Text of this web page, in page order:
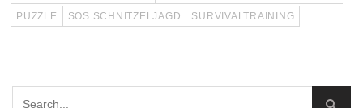
PUZZLE
SOS SCHNITZELJAGD SURVIVALTRAINING